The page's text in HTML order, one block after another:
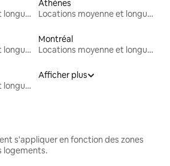
Locations moyenne et longue durée
Athènes
Locations moyenne et longue durée
Locations moyenne et longue durée
Montréal
Locations moyenne et longue durée
Locations moyenne et longue durée
Afficher plus
s'appliquer en fonction des zones
logements.